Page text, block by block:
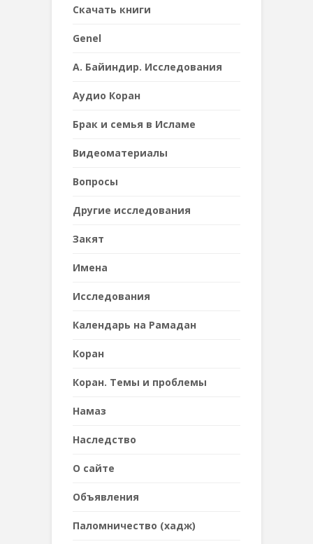
Cкачать книги
Genel
А. Байиндир. Исследования
Аудио Коран
Брак и семья в Исламе
Видеоматериалы
Вопросы
Другие исследования
Закят
Имена
Исследования
Календарь на Рамадан
Коран
Коран. Темы и проблемы
Намаз
Наследствo
О сайте
Объявления
Паломничество (хадж)